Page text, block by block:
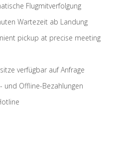
Flugmitverfolgung
Wartezeit ab Landung
pickup at precise meeting
verfügbar auf Anfrage
und Offline-Bezahlungen